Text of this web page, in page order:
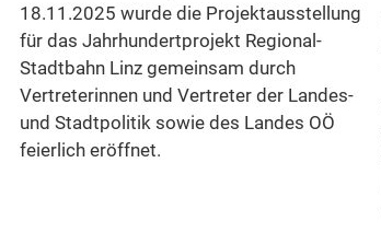
18.11.2025 wurde die Projektausstellung
für das Jahrhundertprojekt Regional-
Stadtbahn Linz gemeinsam durch
Vertreterinnen und Vertreter der Landes-
und Stadtpolitik sowie des Landes OÖ
feierlich eröffnet.